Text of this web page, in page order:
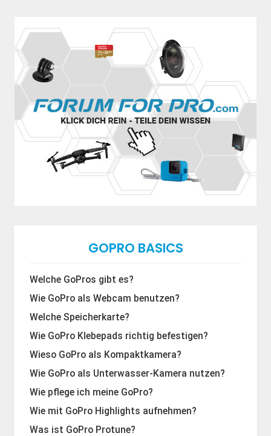
GOPRO BASICS
Welche GoPros gibt es?
Wie GoPro als Webcam benutzen?
Welche Speicherkarte?
Wie GoPro Klebepads richtig befestigen?
Wieso GoPro als Kompaktkamera?
Wie GoPro als Unterwasser-Kamera nutzen?
Wie pflege ich meine GoPro?
Wie mit GoPro Highlights aufnehmen?
Was ist GoPro Protune?